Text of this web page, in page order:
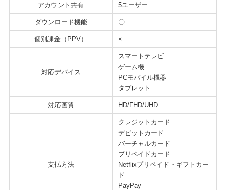
アカウント共有 5ユーザー
ダウンロード機能 〇
個別課金（PPV） ×
対応デバイス
スマートテレビ
ゲーム機
PCモバイル機器
タブレット
対応画質 HD/FHD/UHD
支払方法
クレジットカード
デビットカード
バーチャルカード
プリペイドカード
Netflixプリペイド・ギフトカー
ド
PayPay